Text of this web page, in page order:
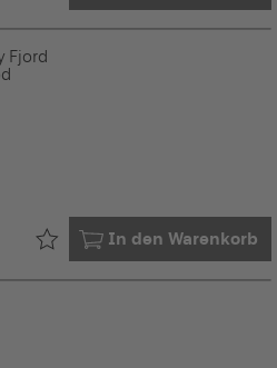
Fjord
In den Warenkorb
Bereits in Ihrem